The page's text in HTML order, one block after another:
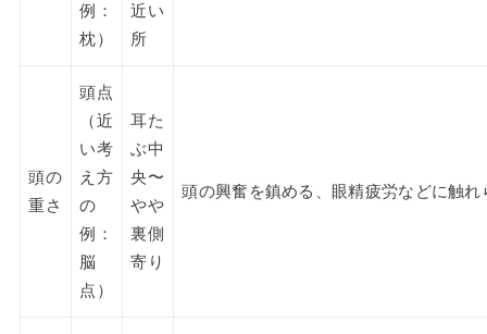
例：
枕）
近い
所
頭の
重さ
頭点
（近
い考
え方
の
例：
脳
点）
耳た
ぶ中
央〜
やや
裏側
寄り
頭の興奮を鎮める、眼精疲労などに触れ